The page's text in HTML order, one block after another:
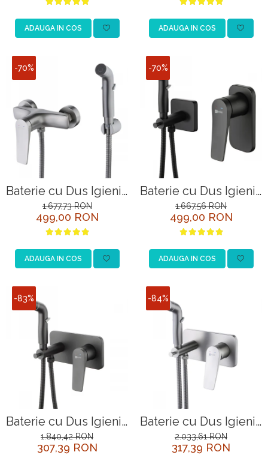
ADAUGA IN COS ADAUGA IN COS
-70%
Baterie cu Dus Igienic
Lemark Bronx
LM3718GM Grafit
1.677,73 RON
499,00 RON
ADAUGA IN COS
-70%
Baterie cu Dus Igienic
Lemark Bronx
LM3719BL Negru
Incastrata
1.667,56 RON
499,00 RON
ADAUGA IN COS
-83%
Baterie cu Dus Igienic
Lemark Bronx
LM3720BL Negru
1.840,42 RON
307,39 RON
-84%
Baterie cu Dus Igienic
Lemark Bronx
LM3720GM Grafit
2.033,61 RON
317,39 RON